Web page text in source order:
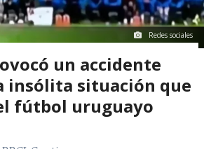
Redes sociales
un accidente
insólita situación que
fútbol uruguayo